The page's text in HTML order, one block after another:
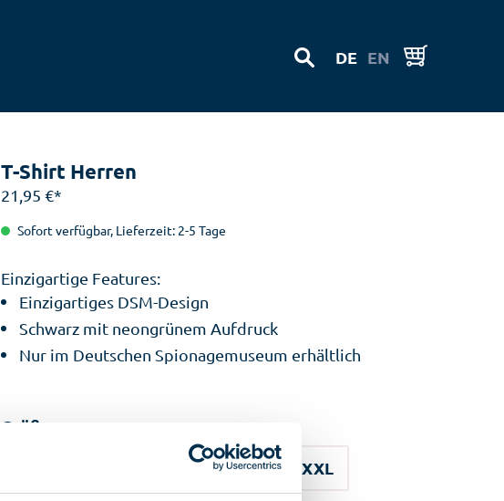
DE EN
T-Shirt Herren
21,95 €*
Sofort verfügbar, Lieferzeit: 2-5 Tage
Einzigartige Features:
Einzigartiges DSM-Design
Schwarz mit neongrünem Aufdruck
Nur im Deutschen Spionagemuseum erhältlich
Größe
XL XXL